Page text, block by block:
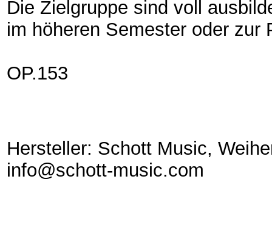
Die Zielgruppe sind voll
im höheren Semester oder
OP.153
Hersteller: Schott Music,
info@schott-music.com